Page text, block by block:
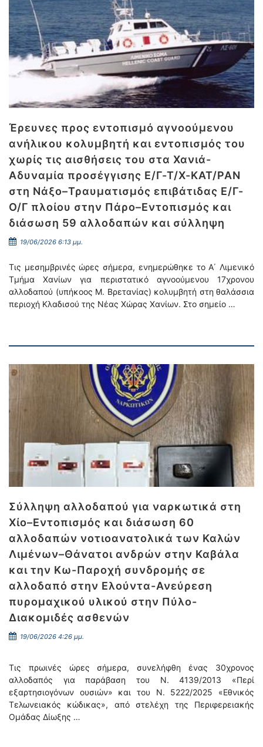
Έρευνες προς εντοπισμό αγνοούμενου
ανήλικου κολυμβητή και εντοπισμός του
χωρίς τις αισθήσεις του στα Χανιά-
Αδυναμία προσέγγισης Ε/Γ-Τ/Χ-ΚΑΤ/ΡΑΝ
στη Νάξο–Τραυματισμός επιβάτιδας Ε/Γ-
Ο/Γ πλοίου στην Πάρο–Εντοπισμός και
διάσωση 59 αλλοδαπών και σύλληψη
19/06/2026 6:13 μμ.
Τις μεσημβρινές ώρες σήμερα, ενημερώθηκε το Α΄ Λιμενικό
Τμήμα Χανίων για περιστατικό αγνοούμενου 17χρονου
αλλοδαπού (υπήκοος Μ. Βρετανίας) κολυμβητή στη θαλάσσια
περιοχή Κλαδισού της Νέας Χώρας Χανίων. Στο σημείο …
Σύλληψη αλλοδαπού για ναρκωτικά στη
Χίο–Εντοπισμός και διάσωση 60
αλλοδαπών νοτιοανατολικά των Καλών
Λιμένων–Θάνατοι ανδρών στην Καβάλα
και την Κω-Παροχή συνδρομής σε
αλλοδαπό στην Ελούντα-Ανεύρεση
πυρομαχικού υλικού στην Πύλο-
Διακομιδές ασθενών
19/06/2026 4:26 μμ.
Τις πρωινές ώρες σήμερα, συνελήφθη ένας 30χρονος
αλλοδαπός για παράβαση του N. 4139/2013 «Περί
εξαρτησιογόνων ουσιών» και του N. 5222/2025 «Εθνικός
Τελωνειακός κώδικας», από στελέχη της Περιφερειακής
Ομάδας Δίωξης …